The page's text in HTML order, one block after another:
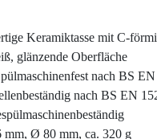
Keramiktasse mit C-
glänzende Oberfläche
nach BS
nach BS EN
mm, Ø 80 mm, ca. 320 g